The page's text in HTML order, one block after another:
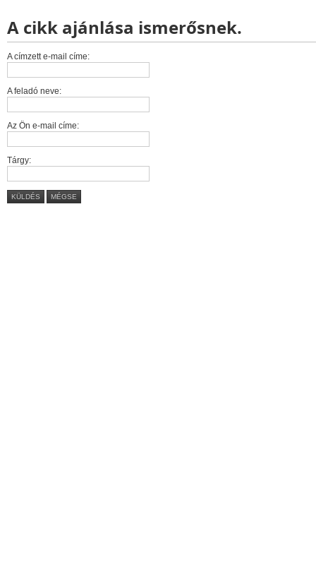
A cikk ajánlása ismerősnek.
A címzett e-mail címe:
A feladó neve:
Az Ön e-mail címe:
Tárgy:
KÜLDÉS MÉGSE